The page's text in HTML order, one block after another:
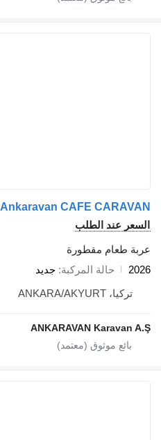
Ankaravan CAFE CARAVAN
السعر عند الطلب
عربة طعام مقطورة
2026
حالة المركبة جديد
تركيا، ANKARA/AKYURT
ANKARAVAN Karavan A.Ş